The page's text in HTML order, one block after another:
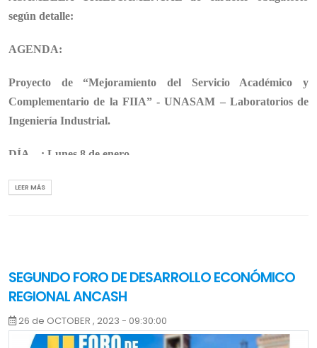
según detalle:
AGENDA:
Proyecto de “Mejoramiento del Servicio Académico y
Complementario de la FIIA” - UNASAM – Laboratorios de
Ingeniería Industrial.
DÍA : Lunes 8 de enero.
HORA: 10 am.
SE RUEGA
PUNTUAL ASISTENCIA...!
LEER MÁS
SEGUNDO FORO DE DESARROLLO ECONÓMICO
REGIONAL ANCASH
26 de OCTOBER , 2023 - 09:30:00
LUGAR: Auditorio Huascarán, de la camara de comercio,